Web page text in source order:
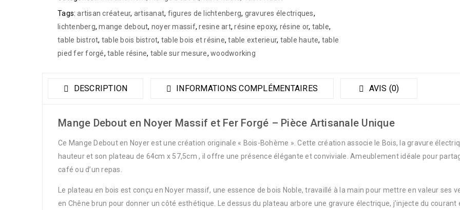
Tags: artisan créateur, artisanat, figures de lichtenberg, gravures électriques,
lichtenberg,mange debout, noyer massif,resine art,résine epoxy, résine or, table,
table bistrot, table bois bistrot, table bois et résine,table exterieur, table haute, table
pied fer forgé, table résine, table sur mesure, woodworking
DESCRIPTION INFORMATIONS COMPLÉMENTAIRES AVIS (0)
Mange Debout en Noyer Massif et Fer Forgé – Pièce Artisanale Unique
Ce Mange Debout en Noyer est une création originale « Bois-Bohème ». Cette création associe le Bois, la gravure
hauteur et son plateau de 64cm x 57,5cm , il offre une présence élégante et conviviale. Ameublement idéale pour
café ou d’un repas.
Le plateau en bois est conçu en Noyer massif, une essence de bois Noble, travaillé à la main pour mettre en valeur ses
en Chêne brun pour donner un côté esthétique. Le dessus du plateau arbore une gravure électrique, j’injecte du